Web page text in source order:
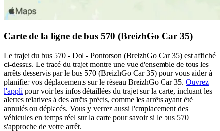
Carte de la ligne de bus 570 (BreizhGo Car 35)
Le trajet du bus 570 - Dol - Pontorson (BreizhGo Car 35) est affiché
ci-dessus. Le tracé du trajet montre une vue d'ensemble de tous les
arrêts desservis par le bus 570 (BreizhGo Car 35) pour vous aider à
planifier vos déplacements sur le réseau BreizhGo Car 35. Ouvrez
l'appli pour voir les infos détaillées du trajet sur la carte, incluant les
alertes relatives à des arrêts précis, comme les arrêts ayant été
annulés ou déplacés. Vous y verrez aussi l'emplacement des
véhicules en temps réel sur la carte pour savoir si le bus 570
s'approche de votre arrêt.